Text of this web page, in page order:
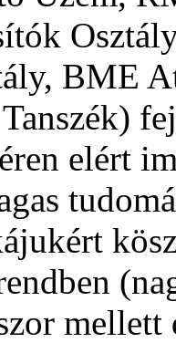
BME
elért